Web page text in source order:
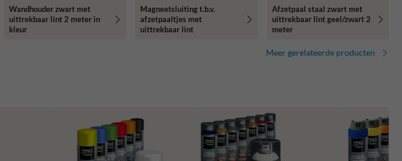
Wandhouder zwart met
uittrekbaar lint 2 meter in
kleur
Magneetsluiting t.b.v.
afzetpaaltjes met
uittrekbaar lint
Afzetpaal staal zwart met
uittrekbaar lint geel/zwart 2
meter
Meer gerelateerde producten